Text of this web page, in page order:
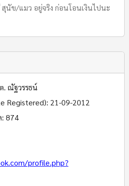
นัข/แมว อยู่จริง ก่อนโอนเงินไปนะ
. ณัฐวรรธน์
Registered): 21-09-2012
874
profile.php?